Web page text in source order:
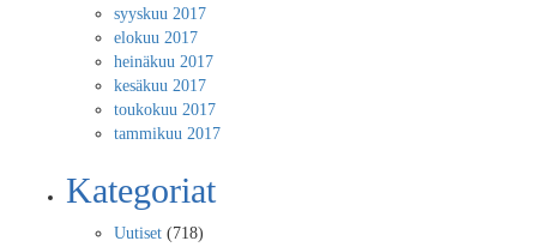
syyskuu 2017
elokuu 2017
heinäkuu 2017
kesäkuu 2017
toukokuu 2017
tammikuu 2017
Kategoriat
Uutiset (718)